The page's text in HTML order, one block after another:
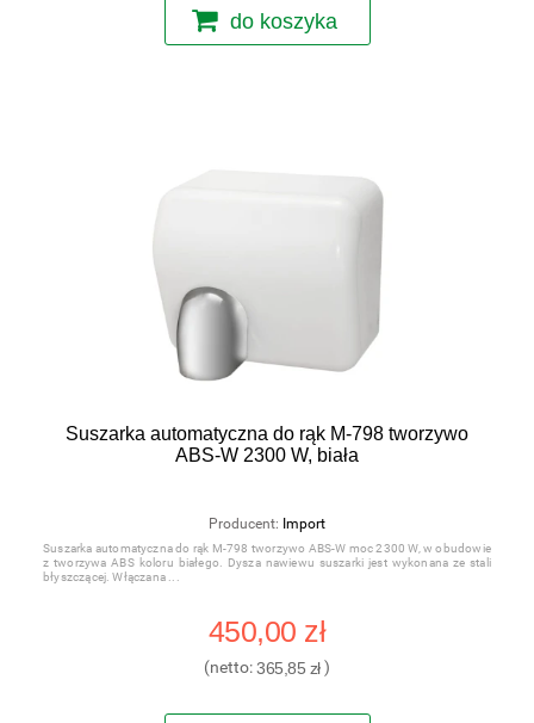
do koszyka
Suszarka automatyczna do rąk M-798 tworzywo
ABS-W 2300 W, biała
Producent: Import
Suszarka automatyczna do rąk M-798 tworzywo ABS-W moc 2300 W, w obudowie
z tworzywa ABS koloru białego. Dysza nawiewu suszarki jest wykonana ze stali
błyszczącej. Włączana
450,00 zł
(netto:365,85 zł)